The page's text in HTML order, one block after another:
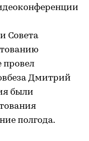
Совета
провел
Дмитрий
были
полгода.